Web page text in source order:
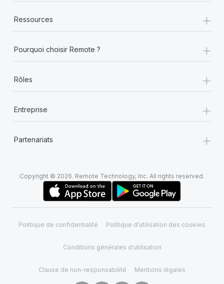
Ressources +
Pourquoi choisir Remote ? +
Rôles +
Entreprise +
Partenariats +
Copyright © 2026. Remote Technology, Inc. All rights reserved.
Politique de confidentialité Politique d’utilisation des cookies
Conditions générales d'utilisation
Clause de non-responsabilité Mentions légales